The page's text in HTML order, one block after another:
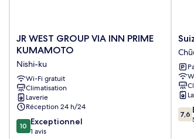
JR
WEST
VIA
INN
PRIME
KUMAMOTO
Nishi-
ku
JR WEST GROUP VIA INN PRIME
KUMAMOTO
Nishi-ku
Wi-Fi gratuit
Climatisation
Laverie
Réception 24 h/24
10.0
sur
10 Exceptionnel
1 avis
ku
7.6
sur
7,6